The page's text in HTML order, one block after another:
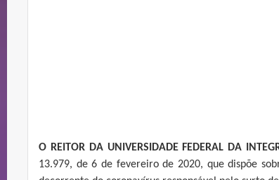
O REITOR DA UNIVERSIDADE FEDERAL DA
13.979, de 6 de fevereiro de 2020, que dispõe